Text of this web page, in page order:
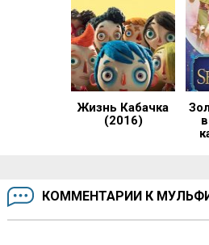
Жизнь Кабачка
(2016)
КОММЕНТАРИИ К